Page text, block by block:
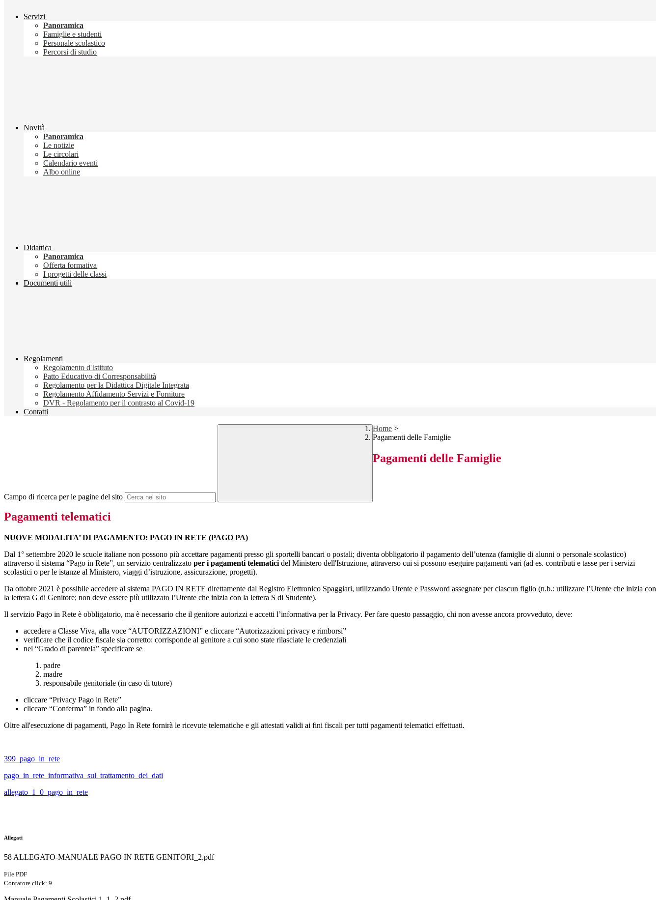
Servizi
Panoramica
Famiglie e studenti
Personale scolastico
Percorsi di studio
Novità
Panoramica
Le notizie
Le circolari
Calendario eventi
Albo online
Didattica
Panoramica
Offerta formativa
I progetti delle classi
Documenti utili
Regolamenti
Regolamento d'Istituto
Patto Educativo di Corresponsabilità
Regolamento per la Didattica Digitale Integrata
Regolamento Affidamento Servizi e Forniture
DVR - Regolamento per il contrasto al Covid-19
Contatti
Campo di ricerca per le pagine del sito
Home >
Pagamenti delle Famiglie
Pagamenti delle Famiglie
Pagamenti telematici
NUOVE MODALITA’ DI PAGAMENTO: PAGO IN RETE (PAGO PA)
Dal 1° settembre 2020 le scuole italiane non possono più accettare pagamenti presso gli sportelli bancari o postali; diventa obbligatorio il pagamento dell’utenza (famiglie di alunni o personale scolastico)
attraverso il sistema “Pago in Rete”, un servizio centralizzato per i pagamenti telematici del Ministero dell'Istruzione, attraverso cui si possono eseguire pagamenti vari (ad es. contributi e tasse per i servizi
scolastici o per le istanze al Ministero, viaggi d’istruzione, assicurazione, progetti).
Da ottobre 2021 è possibile accedere al sistema PAGO IN RETE direttamente dal Registro Elettronico Spaggiari, utilizzando Utente e Password assegnate per ciascun figlio (n.b.: utilizzare l’Utente che inizia con
la lettera G di Genitore; non deve essere più utilizzato l’Utente che inizia con la lettera S di Studente).
Il servizio Pago in Rete è obbligatorio, ma è necessario che il genitore autorizzi e accetti l’informativa per la Privacy. Per fare questo passaggio, chi non avesse ancora provveduto, deve:
accedere a Classe Viva, alla voce “AUTORIZZAZIONI” e cliccare “Autorizzazioni privacy e rimborsi”
verificare che il codice fiscale sia corretto: corrisponde al genitore a cui sono state rilasciate le credenziali
nel “Grado di parentela” specificare se
padre
madre
responsabile genitoriale (in caso di tutore)
cliccare “Privacy Pago in Rete”
cliccare “Conferma” in fondo alla pagina.
Oltre all'esecuzione di pagamenti, Pago In Rete fornirà le ricevute telematiche e gli attestati validi ai fini fiscali per tutti pagamenti telematici effettuati.
399_pago_in_rete
pago_in_rete_informativa_sul_trattamento_dei_dati
allegato_1_0_pago_in_rete
Allegati
58 ALLEGATO-MANUALE PAGO IN RETE GENITORI_2.pdf
File PDF
Contatore click: 9